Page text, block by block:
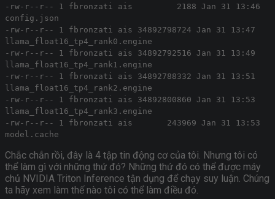
-rw-r--r-- 1 fbronzati ais 2188 Jan 31 13:46
config.json
-rw-r--r-- 1 fbronzati ais 34892798724 Jan 31 13:47
llama_float16_tp4_rank0.engine
-rw-r--r-- 1 fbronzati ais 34892792516 Jan 31 13:49
llama_float16_tp4_rank1.engine
-rw-r--r-- 1 fbronzati ais 34892788332 Jan 31 13:51
llama_float16_tp4_rank2.engine
-rw-r--r-- 1 fbronzati ais 34892800860 Jan 31 13:53
llama_float16_tp4_rank3.engine
-rw-r--r-- 1 fbronzati ais 243969 Jan 31 13:53
model.cache
Chắc chắn rồi, đây là 4 tập tin động cơ của tôi. Nhưng tôi có
thể làm gì với những thứ đó? Những thứ đó có thể được máy
chủ NVIDIA Triton Inference tận dụng để chạy suy luận. Chúng
ta hãy xem làm thế nào tôi có thể làm điều đó.